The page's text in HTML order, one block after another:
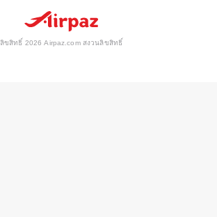
ลิขสิทธิ์ 2026 Airpaz.com สงวนลิขสิทธิ์